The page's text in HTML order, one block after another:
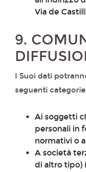
Via de
9.
I Suoi dati
seguenti
Ai soggetti
personali in
normativi o
A società
di altro tipo)